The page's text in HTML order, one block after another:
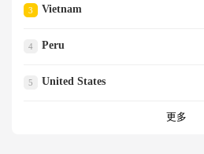
3 Vietnam
4 Peru
5 United States
更多